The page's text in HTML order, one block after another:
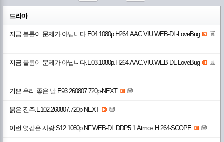
드라마
지금 불륜이 문제가 아닙니다.E04.1080p.H264.AAC.VIU.WEB-DL-LoveBug
지금 불륜이 문제가 아닙니다.E03.1080p.H264.AAC.VIU.WEB-DL-LoveBug
기쁜 우리 좋은 날.E93.260807.720p-NEXT
붉은 진주.E102.260807.720p-NEXT
이런 엿같은 사랑.S12.1080p.NF.WEB-DL.DDP5.1.Atmos.H.264-SCOPE